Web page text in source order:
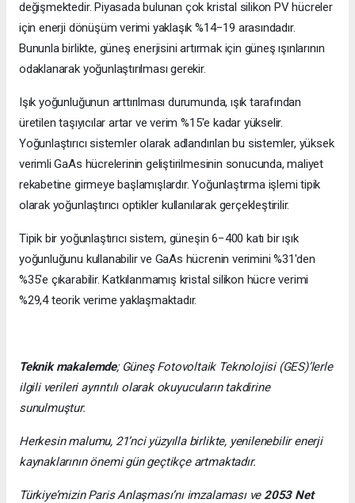
değişmektedir. Piyasada bulunan çok kristal silikon PV hücreler
için enerji dönüşüm verimi yaklaşık %14−19 arasındadır.
Bununla birlikte, güneş enerjisini artırmak için güneş ışınlarının
odaklanarak yoğunlaştırılması gerekir.
Işık yoğunluğunun arttırılması durumunda, ışık tarafından
üretilen taşıyıcılar artar ve verim %15'e kadar yükselir.
Yoğunlaştırıcı sistemler olarak adlandırılan bu sistemler, yüksek
verimli GaAs hücrelerinin geliştirilmesinin sonucunda, maliyet
rekabetine girmeye başlamışlardır. Yoğunlaştırma işlemi tipik
olarak yoğunlaştırıcı optikler kullanılarak gerçekleştirilir.
Tipik bir yoğunlaştırıcı sistem, güneşin 6−400 katı bir ışık
yoğunluğunu kullanabilir ve GaAs hücrenin verimini %31'den
%35'e çıkarabilir. Katkılanmamış kristal silikon hücre verimi
%29,4 teorik verime yaklaşmaktadır.
Teknik makalemde; Güneş Fotovoltaik Teknolojisi (GES)’lerle
ilgili verileri ayrıntılı olarak okuyucuların takdirine
sunulmuştur.
Herkesin malumu, 21’nci yüzyılla birlikte, yenilenebilir enerji
kaynaklarının önemi gün geçtikçe artmaktadır.
Türkiye’mizin Paris Anlaşması’nı imzalaması ve2053 Net